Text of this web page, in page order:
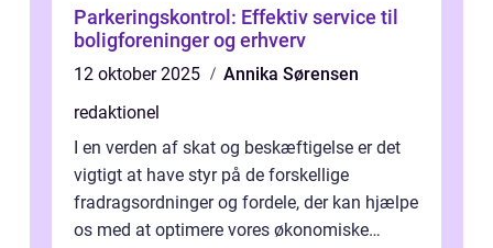
Parkeringskontrol: Effektiv service til
boligforeninger og erhverv
12 oktober 2025
Annika Sørensen
redaktionel
I en verden af skat og beskæftigelse er det
vigtigt at have styr på de forskellige
fradragsordninger og fordele, der kan hjælpe
os med at optimere vores økonomiske